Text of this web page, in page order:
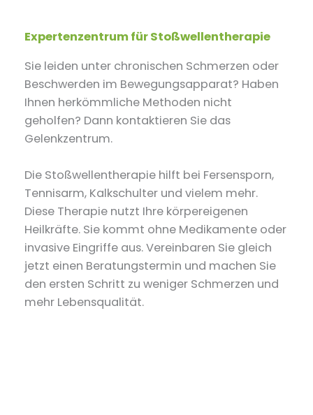
Expertenzentrum für Stoßwellentherapie
Sie leiden unter chronischen Schmerzen oder
Beschwerden im Bewegungsapparat? Haben
Ihnen herkömmliche Methoden nicht
geholfen? Dann kontaktieren Sie das
Gelenkzentrum.
Die Stoßwellentherapie hilft bei Fersensporn,
Tennisarm, Kalkschulter und vielem mehr.
Diese Therapie nutzt Ihre körpereigenen
Heilkräfte. Sie kommt ohne Medikamente oder
invasive Eingriffe aus. Vereinbaren Sie gleich
jetzt einen Beratungstermin und machen Sie
den ersten Schritt zu weniger Schmerzen und
mehr Lebensqualität.